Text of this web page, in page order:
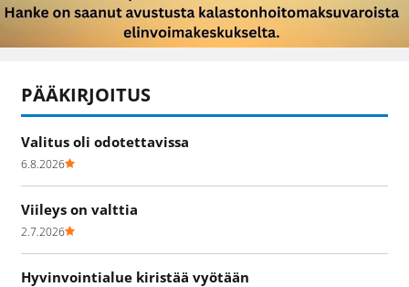
PÄÄKIRJOITUS
Valitus oli odotettavissa
6.8.2026
Viileys on valttia
2.7.2026
Hyvinvointialue kiristää vyötään